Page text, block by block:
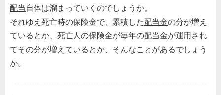
配当 自体は溜まっていくのでしょうか。
それゆえ死亡時の保険金で、累積した配当金の分が増え
ているとか、死亡人の保険金が毎年の配当金が運用され
てその分が増えているとか、そんなことがあるでしょう
か。